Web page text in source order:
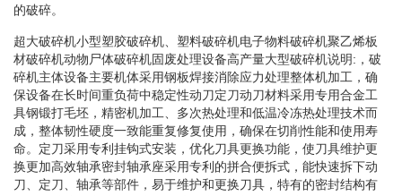
的破碎。
超大破碎机小型塑胶破碎机、塑料破碎机电子物料破碎机聚乙烯板
材破碎机动物尸体破碎机固废处理设备高产量大型破碎机说明:，破
碎机主体设备主要机体采用钢板焊接消除应力处理整体机加工，确
保设备在长时间重负荷中稳定性动刀定刀动刀材料采用专用合金工
具钢锻打毛坯，精密机加工、多次热处理和低温冷冻热处理技术而
成，整体韧性硬度一致能重复修复使用，确保在切削性能和使用寿
命。定刀采用专利挂钩式安装，优化刀具更换功能，使刀具维护更
换更加高效轴承密封轴承座采用专利的拼合便拆式，能快速拆下动
刀、定刀、轴承等部件，易于维护和更换刀具，特有的密封结构有